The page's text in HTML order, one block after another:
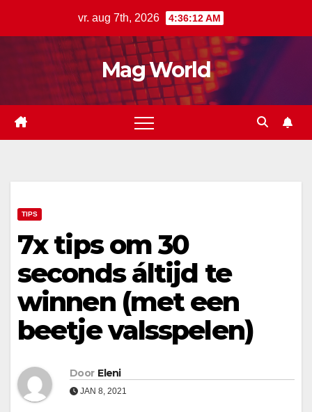
vr. aug 7th, 2026 4:36:13 AM
Mag World
TIPS
7x tips om 30
seconds áltijd te
winnen (met een
beetje valsspelen)
Door Eleni
JAN 8, 2021